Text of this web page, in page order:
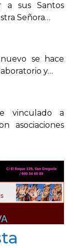
a sus Santos
Señora…
se hace
y…
vinculado a
asociaciones